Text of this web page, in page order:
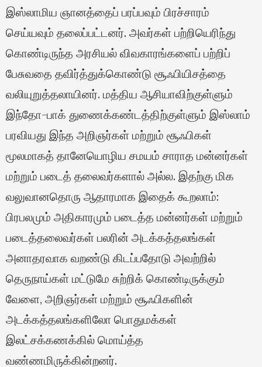
இஸ்லாமிய ஞானத்தைப் பரப்பவும் பிரச்சாரம்
செய்யவும் தலைப்பட்டனர். அவர்கள் பற்றியெரிந்து
கொண்டிருந்த அரசியல் விவகாரங்களைப் பற்றிப்
பேசுவதை தவிர்த்துக்கொண்டு சூஃபியிசத்தை
வலியுறுத்தலாயினர். மத்திய ஆசியாவிற்குள்ளும்
இந்தோ-பாக் துணைக்கண்டத்திற்குள்ளும் இஸ்லாம்
பரவியது இந்த அறிஞர்கள் மற்றும் சூஃபிகள்
மூலமாகத் தானேயொழிய சமயம் சாராத மன்னர்கள்
மற்றும் படைத் தலைவர்களால் அல்ல. இதற்கு மிக
வலுவானதொரு ஆதாரமாக இதைக் கூறலாம்:
பிரபலமும் அதிகாரமும் படைத்த மன்னர்கள் மற்றும்
படைத்தலைவர்கள் பலரின் அடக்கத்தலங்கள்
அனாதரவாக வறண்டு கிடப்பதோடு அவற்றில்
தெருநாய்கள் மட்டுமே சுற்றிக் கொண்டிருக்கும்
வேளை, அறிஞர்கள் மற்றும் சூஃபிகளின்
அடக்கத்தலங்களிலோ பொதுமக்கள்
இலட்சக்கணக்கில் மொய்த்த
வண்ணமிருக்கின்றனர்.